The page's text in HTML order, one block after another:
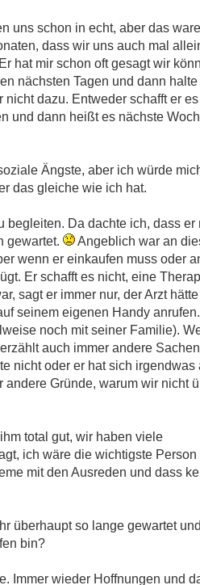
uns schon in echt, aber das
dass wir uns auch mal
hat mir schon oft gesagt wir
nächsten Tagen und dann
dazu. Entweder schafft er
und dann heißt es nächste
Ängste, aber ich würde
das gleiche wie ich hat.
begleiten. Da dachte ich, dass er
gewartet.
Angeblich war an
wenn er einkaufen muss oder
Er schafft es nicht, eine
sagt er immer nur, der Arzt
seinem eigenen Handy
noch mit seiner Familie).
auch immer andere
nicht oder er hat sich irgendwas
Gründe, warum wir nicht
total gut, wir haben viele
ich wäre die wichtigste Person
mit den Ausreden und dass
überhaupt so lange gewartet
bin?
Immer wieder Hoffnungen und